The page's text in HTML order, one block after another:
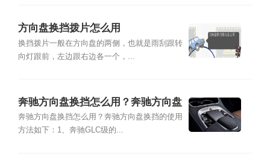
方向盘换挡拨片怎么用
换挡拨片一般在方向盘的两侧，也就是雨刮跟转
向灯跟前，左边跟右边各一个，...
奔驰方向盘换挡怎么用？奔驰方向盘
换挡的使用方法
奔驰方向盘换挡怎么用？奔驰方向盘换挡的使用
方法如下：1、奔驰GLC级的...